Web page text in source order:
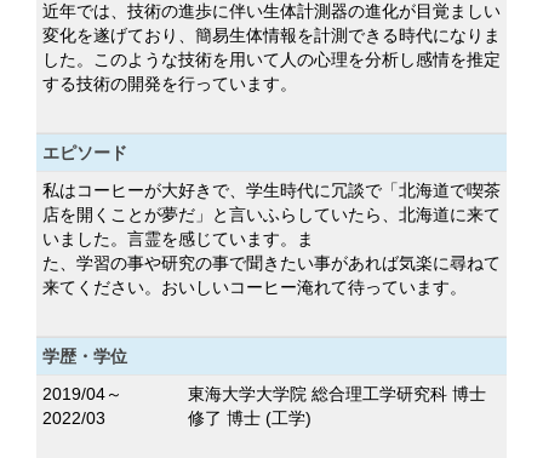
近年では、技術の進歩に伴い生体計測器の進化が目覚ましい
変化を遂げており、簡易生体情報を計測できる時代になりま
した。このような技術を用いて人の心理を分析し感情を推定
する技術の開発を行っています。
エピソード
私はコーヒーが大好きで、学生時代に冗談で「北海道で喫茶
店を開くことが夢だ」と言いふらしていたら、北海道に来て
いました。言霊を感じています。ま
た、学習の事や研究の事で聞きたい事があれば気楽に尋ねて
来てください。おいしいコーヒー淹れて待っています。
学歴・学位
2019/04～
2022/03
東海大学大学院 総合理工学研究科 博士
修了 博士 (工学)